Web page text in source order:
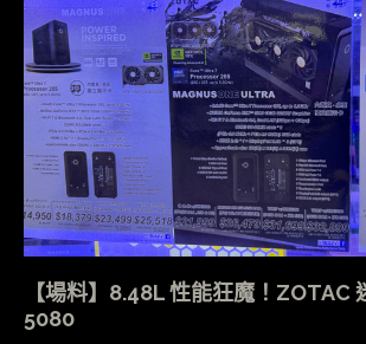
【場料】8.48L 性能狂魔！ZOTAC
5080